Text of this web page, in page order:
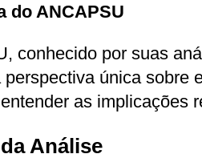
do ANCAPSU
conhecido por suas
única sobre
as implicações
Análise